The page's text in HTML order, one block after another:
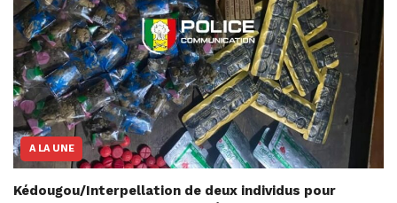
A LA UNE
Kédougou/Interpellation de deux individus pour